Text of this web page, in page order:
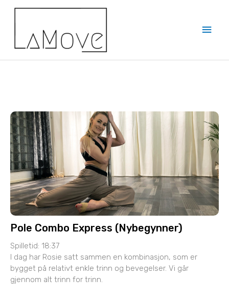
Pole Combo Express (Nybegynner)
Spilletid: 18:37
I dag har Rosie satt sammen en kombinasjon, som er
bygget på relativt enkle trinn og bevegelser. Vi går
gjennom alt trinn for trinn.